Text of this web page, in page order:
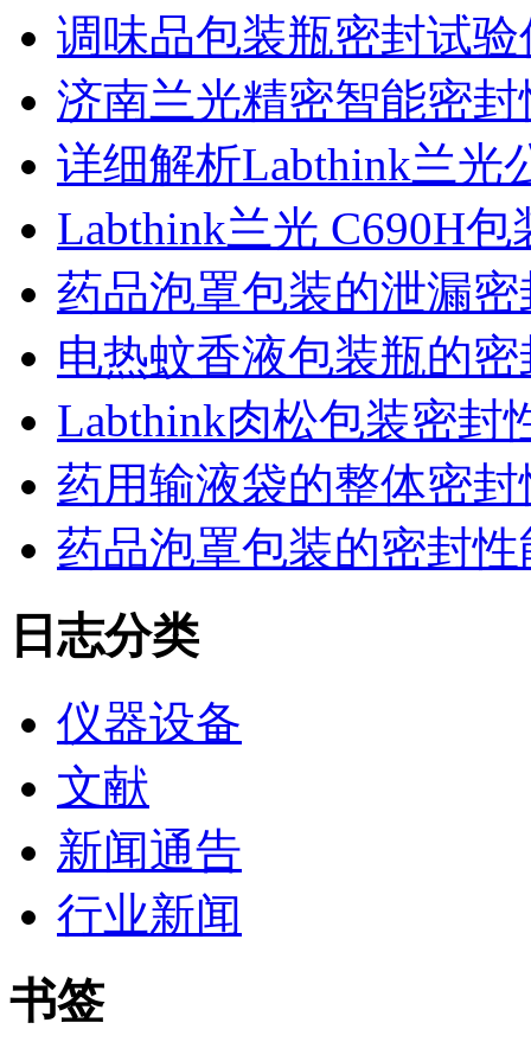
调味品包装瓶密封试
济南兰光精密智能密
详细解析Labthink兰光
Labthink兰光 C690H
药品泡罩包装的泄漏
电热蚊香液包装瓶的
Labthink肉松包装密封
药用输液袋的整体密
药品泡罩包装的密封
日志分类
仪器设备
文献
新闻通告
行业新闻
书签